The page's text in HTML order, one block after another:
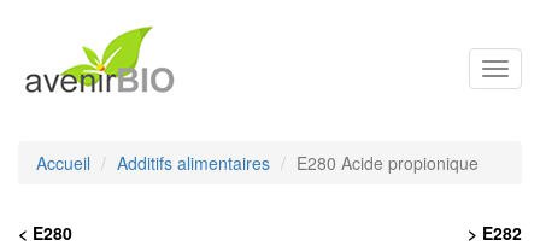
Accueil Additifs alimentaires E280 Acide propionique
< E280 > E282